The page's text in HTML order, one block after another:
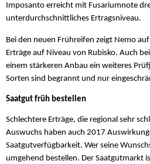
Imposanto erreicht mit Fusariumnote
unterdurchschnittliches Ertragsniveau.
Bei den neuen Frühreifen zeigt Nemo
Erträge auf Niveau von Rubisko. Auch
einem stärkeren Anbau ein weiteres
Sorten sind begrannt und nur
Saatgut früh bestellen
Schlechtere Erträge, die regional sehr
Auswuchs haben auch 2017
Saatgutverfügbarkeit. Wer seine
umgehend bestellen. Der Saatgutmarkt